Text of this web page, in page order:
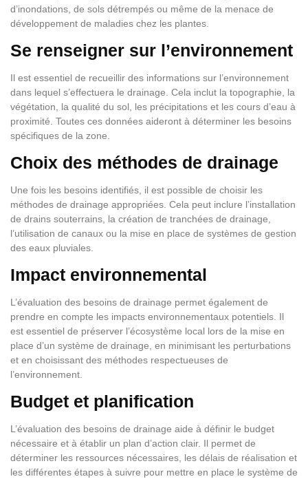
d’inondations, de sols détrempés ou même de la menace de
développement de maladies chez les plantes.
Se renseigner sur l’environnement
Il est essentiel de recueillir des informations sur l’environnement
dans lequel s’effectuera le drainage. Cela inclut la topographie, la
végétation, la qualité du sol, les précipitations et les cours d’eau à
proximité. Toutes ces données aideront à déterminer les besoins
spécifiques de la zone.
Choix des méthodes de drainage
Une fois les besoins identifiés, il est possible de choisir les
méthodes de drainage appropriées. Cela peut inclure l’installation
de drains souterrains, la création de tranchées de drainage,
l’utilisation de canaux ou la mise en place de systèmes de gestion
des eaux pluviales.
Impact environnemental
L’évaluation des besoins de drainage permet également de
prendre en compte les impacts environnementaux potentiels. Il
est essentiel de préserver l’écosystème local lors de la mise en
place d’un système de drainage, en minimisant les perturbations
et en choisissant des méthodes respectueuses de
l’environnement.
Budget et planification
L’évaluation des besoins de drainage aide à définir le budget
nécessaire et à établir un plan d’action clair. Il permet de
déterminer les ressources nécessaires, les délais de réalisation et
les différentes étapes à suivre pour mettre en place le système de